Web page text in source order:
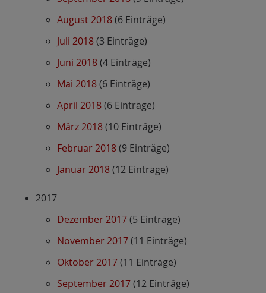
August 2018(6 Einträge)
Juli 2018(3 Einträge)
Juni 2018(4 Einträge)
Mai 2018(6 Einträge)
April 2018(6 Einträge)
März 2018(10 Einträge)
Februar 2018(9 Einträge)
Januar 2018(12 Einträge)
2017
Dezember 2017(5 Einträge)
November 2017(11 Einträge)
Oktober 2017(11 Einträge)
September 2017(12 Einträge)